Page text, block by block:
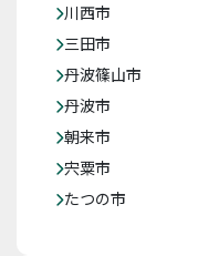
川西市
三田市
丹波篠山市
丹波市
朝来市
宍粟市
たつの市